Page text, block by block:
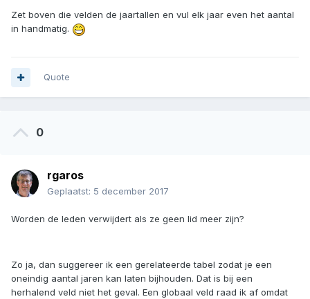
Zet boven die velden de jaartallen en vul elk jaar even het aantal
in handmatig.
Quote
0
rgaros
Geplaatst: 5 december 2017
Worden de leden verwijdert als ze geen lid meer zijn?
Zo ja, dan suggereer ik een gerelateerde tabel zodat je een
oneindig aantal jaren kan laten bijhouden. Dat is bij een
herhalend veld niet het geval. Een globaal veld raad ik af omdat